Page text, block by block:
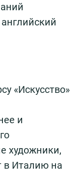
«Искусство»
и
художники,
в Италию на